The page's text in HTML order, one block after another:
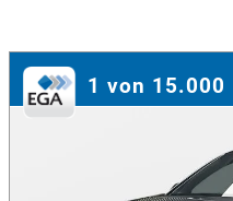
1 von 15.000